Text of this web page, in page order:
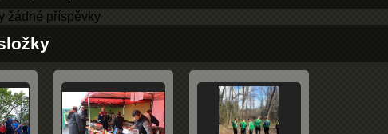
žádné příspěvky